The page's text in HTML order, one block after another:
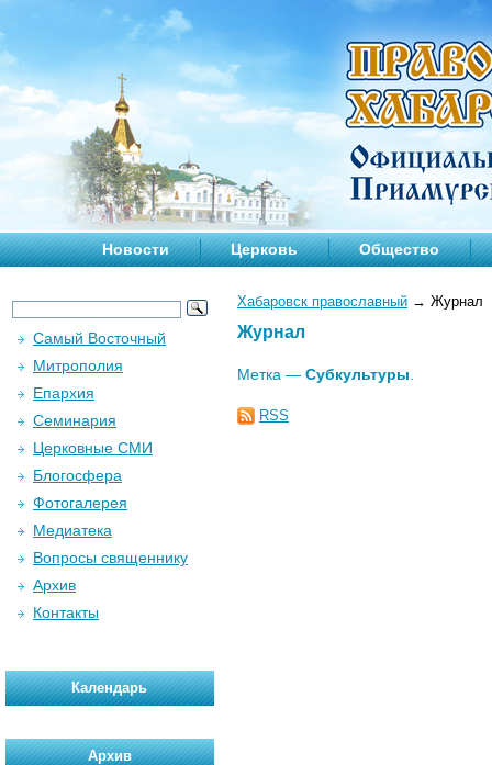
Новости Церковь Общество
Хабаровск православный → Журнал
Журнал
Метка — Субкультуры
RSS
Самый Восточный
Митрополия
Епархия
Семинария
Церковные СМИ
Блогосфера
Фотогалерея
Медиатека
Вопросы священнику
Архив
Контакты
Календарь
Архив